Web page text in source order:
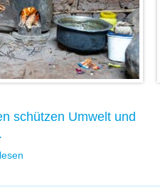
schützen Umwelt und